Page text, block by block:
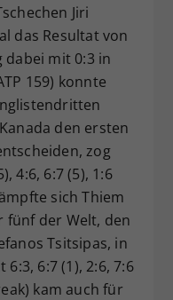
Jiri
das Resultat von
dabei mit 0:3 in
159) konnte
den ersten
zog
4:6, 6:7 (5), 1:6
sich Thiem
fünf der Welt, den
Tsitsipas, in
6:7 (1), 2:6, 7:6
kam auch für